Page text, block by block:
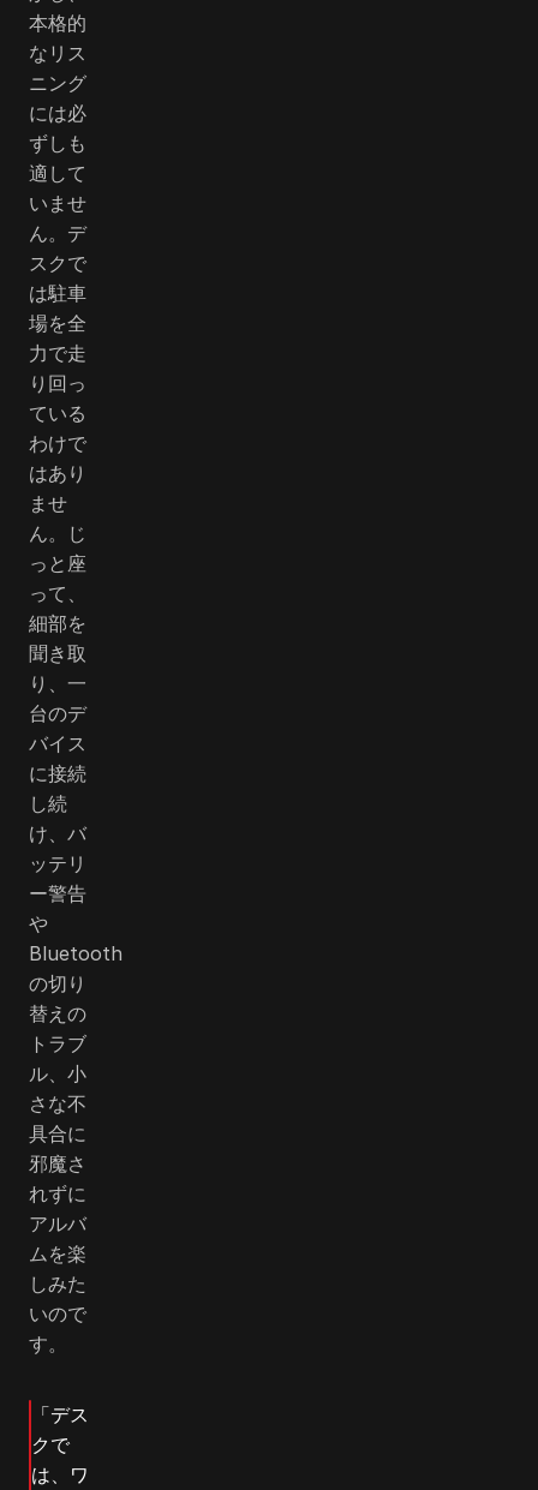
本格的
なリス
ニング
には必
ずしも
適して
いませ
ん。デ
スクで
は駐車
場を全
力で走
り回っ
ている
わけで
はあり
ませ
ん。じ
っと座
って、
細部を
聞き取
り、一
台のデ
バイス
に接続
し続
け、バ
ッテリ
ー警告
や
Bluetooth
の切り
替えの
トラブ
ル、小
さな不
具合に
邪魔さ
れずに
アルバ
ムを楽
しみた
いので
す。
「デス
クで
は、ワ